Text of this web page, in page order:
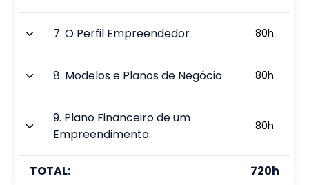
7.O Perfil Empreendedor 80h
8. Modelos e Planos de Negócio 80h
9. Plano Financeiro de um
Empreendimento
80h
TOTAL: 720h